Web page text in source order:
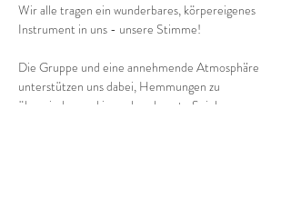
Wir alle tragen ein wunderbares, körpereigenes
Instrument in uns - unsere Stimme!
Die Gruppe und eine annehmende Atmosphäre
unterstützen uns dabei, Hemmungen zu
überwinden und ins unbeschwerte Spielen zu